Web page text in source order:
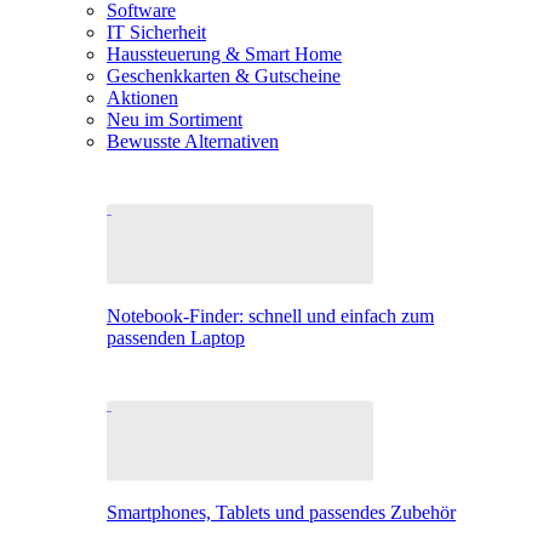
Software
IT Sicherheit
Haussteuerung & Smart Home
Geschenkkarten & Gutscheine
Aktionen
Neu im Sortiment
Bewusste Alternativen
Notebook-Finder: schnell und einfach zum
passenden Laptop
Smartphones, Tablets und passendes Zubehör